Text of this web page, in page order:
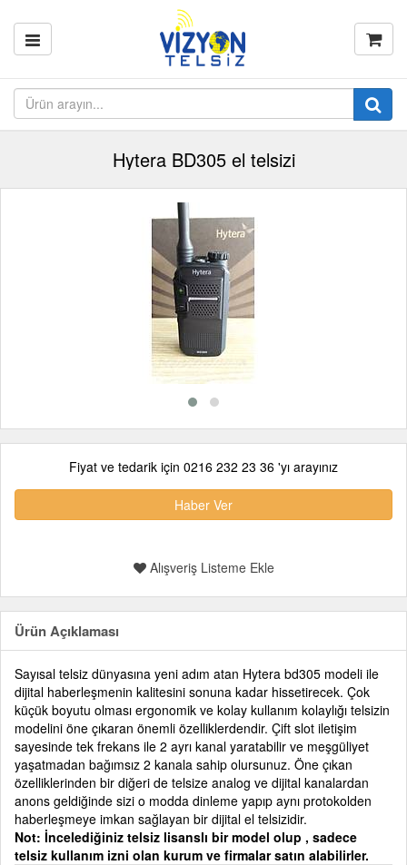
Hytera BD305 el telsizi
Fiyat ve tedarik için 0216 232 23 36 'yı arayınız
Haber Ver
Alışveriş Listeme Ekle
Ürün Açıklaması
Sayısal telsiz dünyasına yeni adım atan Hytera bd305 modeli ile
dijital haberleşmenin kalitesini sonuna kadar hissetirecek. Çok
küçük boyutu olması ergonomik ve kolay kullanım kolaylığı telsizin
modelini öne çıkaran önemli özelliklerdendir. Çift slot iletişim
sayesinde tek frekans ile 2 ayrı kanal yaratabilir ve meşgüliyet
yaşatmadan bağımsız 2 kanala sahip olursunuz. Öne çıkan
özelliklerinden bir diğeri de telsize analog ve dijital kanalardan
anons geldiğinde sizi o modda dinleme yapıp aynı protokolden
haberleşmeye imkan sağlayan bir dijital el telsizidir.
Not: İncelediğiniz telsiz lisanslı bir model olup , sadece
telsiz kullanım izni olan kurum ve firmalar satın alabilirler.